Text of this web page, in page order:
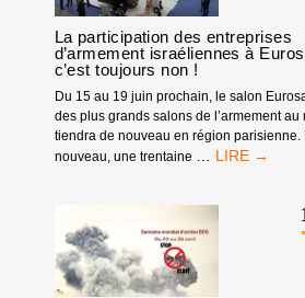
La participation des entreprises
d’armement israéliennes à
c’est toujours non !
Du 15 au 19 juin prochain, le salon
des plus grands salons de l’armement au
tiendra de nouveau en région parisienne.
nouveau, une trentaine
LA